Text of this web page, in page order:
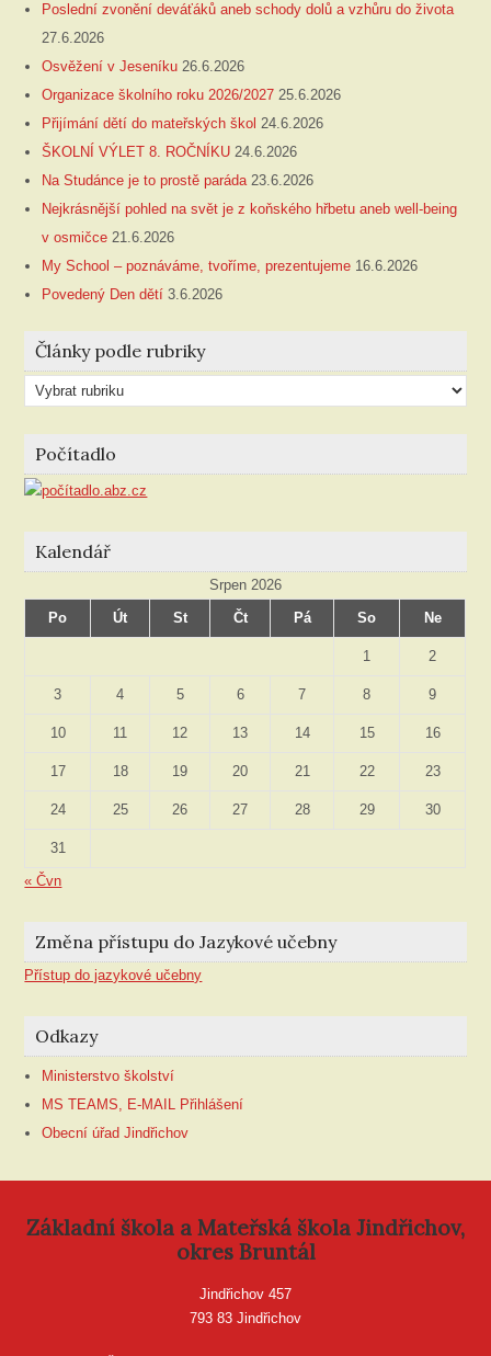
Poslední zvonění deváťáků aneb schody dolů a vzhůru do života
27.6.2026
Osvěžení v Jeseníku 26.6.2026
Organizace školního roku 2026/2027 25.6.2026
Přijímání dětí do mateřských škol 24.6.2026
ŠKOLNÍ VÝLET 8. ROČNÍKU 24.6.2026
Na Studánce je to prostě paráda 23.6.2026
Nejkrásnější pohled na svět je z koňského hřbetu aneb well-being
v osmičce 21.6.2026
My School – poznáváme, tvoříme, prezentujeme 16.6.2026
Povedený Den dětí 3.6.2026
Články podle rubriky
Články
podle
rubriky
Počítadlo
Kalendář
Srpen 2026
Po
Út St Čt Pá So Ne
1 2
3 4 5 6 7 8 9
10 11 12 13 14 15 16
17 18 19 20 21 22 23
24 25 26 27 28 29 30
31
« Čvn
Změna přístupu do Jazykové učebny
Přístup do jazykové učebny
Odkazy
Ministerstvo školství
MS TEAMS, E-MAIL Přihlášení
Obecní úřad Jindřichov
Základní škola a Mateřská škola Jindřichov,
okres Bruntál
Jindřichov 457
793 83 Jindřichov